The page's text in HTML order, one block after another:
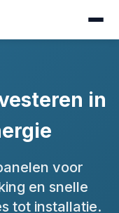
in
voor
en snelle
tot installatie.